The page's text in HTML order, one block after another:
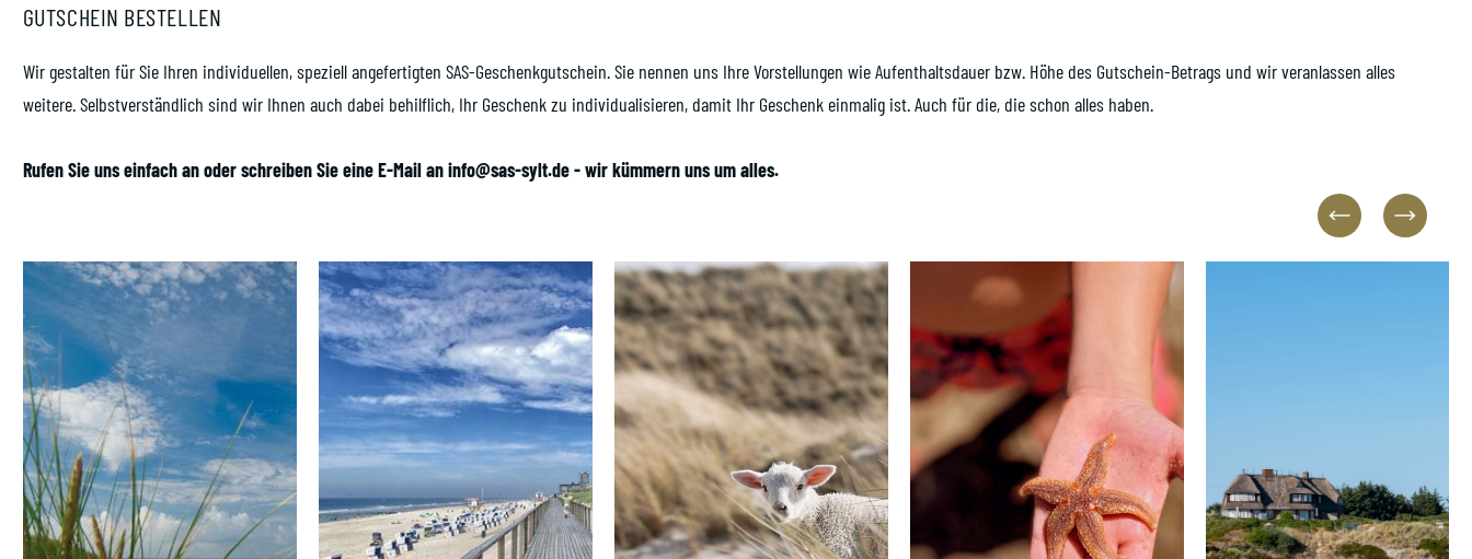
GUTSCHEIN BESTELLEN
Wir gestalten für Sie Ihren individuellen, speziell angefertigten SAS-Geschenkgutschein. Sie nennen uns Ihre Vorstellungen wie Aufenthaltsdauer bzw. Höhe des Gutschein-Betrags und wir veranlassen alles
weitere. Selbstverständlich sind wir Ihnen auch dabei behilflich, Ihr Geschenk zu individualisieren, damit Ihr Geschenk einmalig ist. Auch für die, die schon alles haben.
Rufen Sie uns einfach an oder schreiben Sie eine E-Mail aninfo@sas-sylt.de- wir kümmern uns um alles.